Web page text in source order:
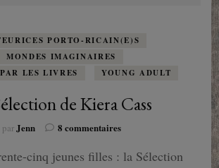
PORTO-RICAIN(E)S
MONDES IMAGINAIRES
LES LIVRES
YOUNG ADULT
de Kiera Cass
par Jenn 8 commentairessur
Sélection
cinq jeunes filles : la Sélection